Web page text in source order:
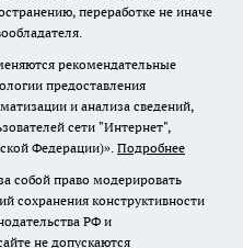
переработке не иначе
рекомендательные
предоставления
и анализа сведений,
сети "Интернет",
Федерации)». Подробнее
собой право модерировать
сохранения конструктивности
РФ и
не допускаются